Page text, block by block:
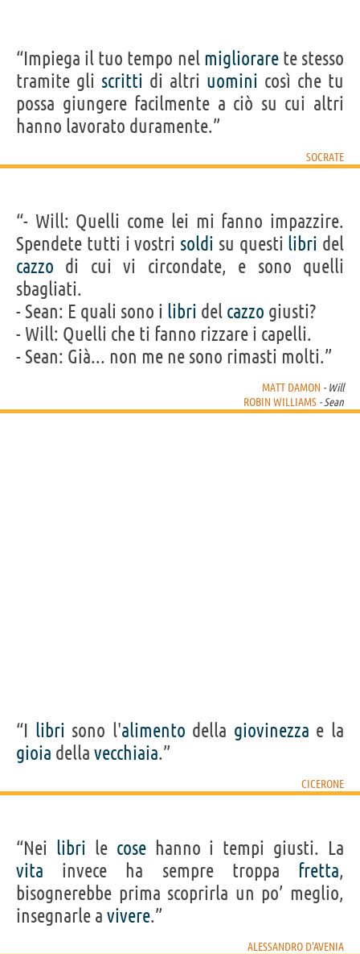
“Impiega il tuo tempo nel migliorarete stesso
tramite gli scritti di altri uomini così che tu
possa giungere facilmente a ciò su cui altri
hanno lavorato duramente.”
SOCRATE
“- Will: Quelli come lei mi fanno impazzire.
Spendete tutti i vostri soldi su questi libri del
cazzo di cui vi circondate, e sono quelli
sbagliati.
- Sean: E quali sono i libri del cazzo giusti?
- Will: Quelli che ti fanno rizzare i capelli.
- Sean: Già... non me ne sono rimasti molti.”
MATT DAMON - Will
ROBIN WILLIAMS - Sean
“I libri sono l'alimento della giovinezza e la
gioia della vecchiaia.”
CICERONE
“Nei libri le cosehanno i tempi giusti. La
vita invece ha sempre troppa fretta,
bisognerebbe prima scoprirla un po’ meglio,
insegnarle a vivere.”
ALESSANDRO D'AVENIA